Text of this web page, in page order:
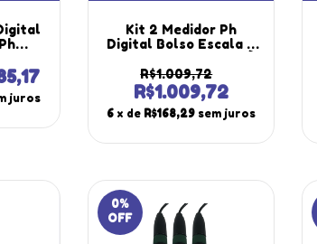
810
juros
Kit 2 Medidor Ph
Digital Bolso Escala 0
Prova D'água Ph-1800
Portátil Instrutherm
Com Estojo
R$1.009,72
R$1.009,72
6 x de R$168,29 sem juros
0%
OFF